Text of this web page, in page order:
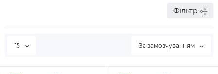
Фільтр
15 За замовчуванням